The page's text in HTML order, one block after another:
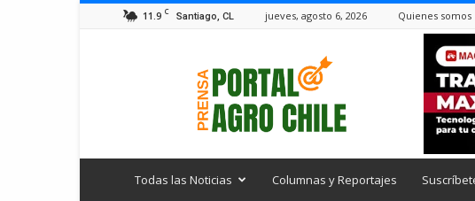
11.9 C Santiago, CL jueves, agosto 6, 2026 Quienes somos
Todas las Noticias Columnas y Reportajes